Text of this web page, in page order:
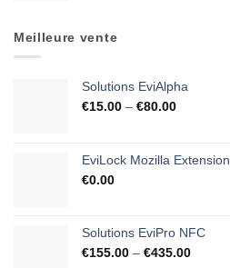
Meilleure vente
Solutions EviAlpha
€15.00 – €80.00
EviLock Mozilla Extension
€0.00
Solutions EviPro NFC
€155.00 – €435.00